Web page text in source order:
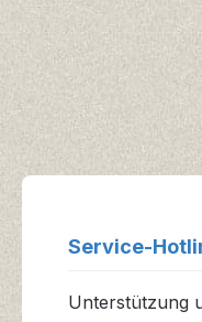
Service-
Unterstützung